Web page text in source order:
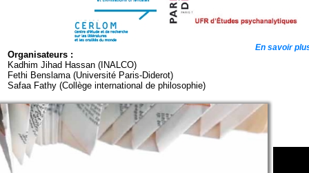
Organisateurs :
Kadhim Jihad Hassan (INALCO)
Fethi Benslama (Université Paris-Diderot)
Safaa Fathy (Collège international de philosophie)
En savoir